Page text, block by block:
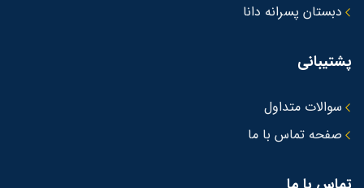
دبستان پسرانه دانا
پشتیبانی
سوالات متداول
صفحه تماس با ما